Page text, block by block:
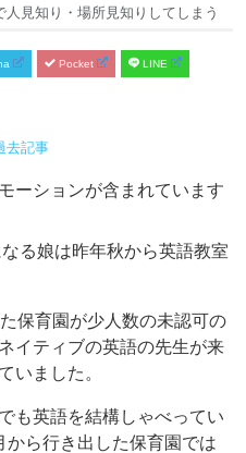
見知り・場所見知りしてしまう
Pocket LINE
去記事
ーションが含まれています
る娘は昨年秋から英語教室
保育園が少人数の未認可の
イティブの英語の先生が来
いました。
も英語を結構しゃべってい
ら行き出した保育園では